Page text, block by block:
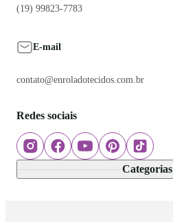
(19) 99823-7783
E-mail
contato@enroladotecidos.com.br
Redes sociais
Categorias